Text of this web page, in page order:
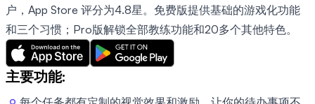
户，App Store 评分为4.8星。免费版提供基础的游戏化功能
和三个习惯；Pro版解锁全部教练功能和20多个其他特色。
主要功能: